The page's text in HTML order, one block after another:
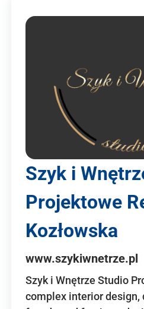
Szyk i
Projektowe
Kozłowska
www.szykiwnetrze.pl
Szyk i Wnętrze Studio
complex interior design,